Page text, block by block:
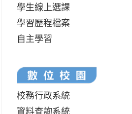
學生線上選課
學習歷程檔案
自主學習
校務行政系統
資料查詢系統